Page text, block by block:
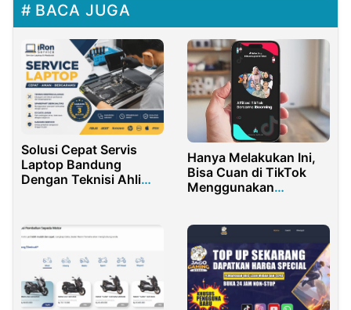
BACA JUGA
Solusi Cepat Servis
Laptop Bandung
Dengan Teknisi Ahli
Hanya Melakukan Ini,
Bisa Cuan di TikTok
Menggunakan